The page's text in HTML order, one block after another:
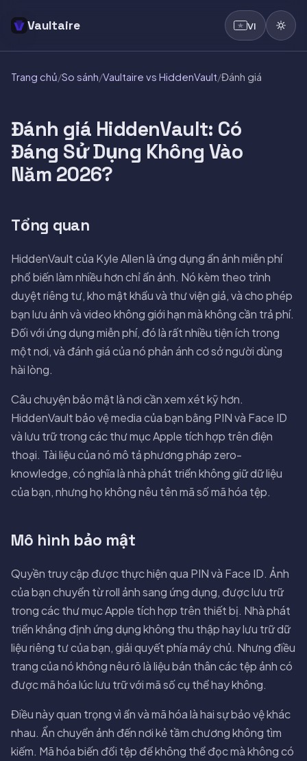
Vaultaire VI
Trang chủ/So sánh/Vaultaire vs HiddenVault/Đánh giá
Đánh giá HiddenVault: Có
Đáng Sử Dụng Không Vào
Năm 2026?
Tổng quan
HiddenVault của Kyle Allen là ứng dụng ẩn ảnh miễn phí
phổ biến làm nhiều hơn chỉ ẩn ảnh. Nó kèm theo trình
duyệt riêng tư, kho mật khẩu và thư viện giả, và cho phép
bạn lưu ảnh và video không giới hạn mà không cần trả phí.
Đối với ứng dụng miễn phí, đó là rất nhiều tiện ích trong
một nơi, và đánh giá của nó phản ánh cơ sở người dùng
hài lòng.
Câu chuyện bảo mật là nơi cần xem xét kỹ hơn.
HiddenVault bảo vệ media của bạn bằng PIN và Face ID
và lưu trữ trong các thư mục Apple tích hợp trên điện
thoại. Tài liệu của nó mô tả phương pháp zero-
knowledge, có nghĩa là nhà phát triển không giữ dữ liệu
của bạn, nhưng họ không nêu tên mã số mã hóa tệp.
Mô hình bảo mật
Quyền truy cập được thực hiện qua PIN và Face ID. Ảnh
của bạn chuyển từ roll ảnh sang ứng dụng, được lưu trữ
trong các thư mục Apple tích hợp trên thiết bị. Nhà phát
triển khẳng định ứng dụng không thu thập hay lưu trữ dữ
liệu riêng tư của bạn, giải quyết phía máy chủ. Nhưng điều
trang của nó không nêu rõ là liệu bản thân các tệp ảnh có
được mã hóa lúc lưu trữ với mã số cụ thể hay không.
Điều này quan trọng vì ẩn và mã hóa là hai sự bảo vệ khác
nhau. Ẩn chuyển ảnh đến nơi kẻ tầm chương không tìm
kiếm. Mã hóa biến đổi tệp để không thể đọc mà không có